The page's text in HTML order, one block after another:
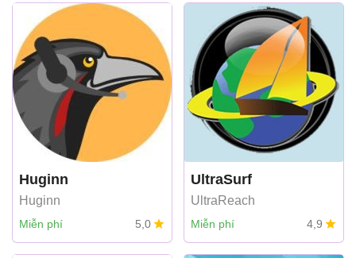
Huginn
Huginn
Miễn phí 5,0
UltraSurf
UltraReach
Miễn phí 4,9